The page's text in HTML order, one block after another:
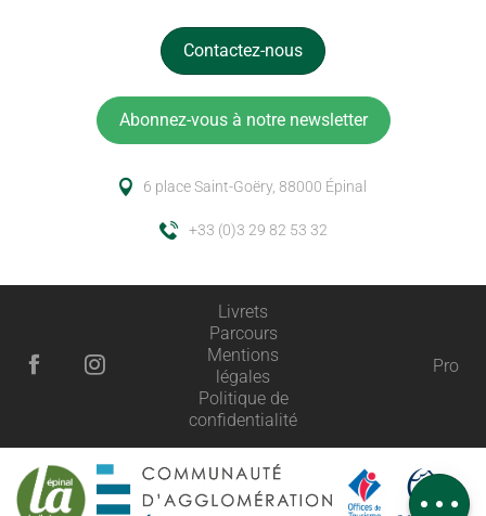
Ouvertures
Avis
Contactez-nous
Abonnez-vous à notre newsletter
6 place Saint-Goëry, 88000 Épinal
+33 (0)3 29 82 53 32
Livrets
Parcours
Mentions
légales
Politique de
confidentialité
Pro